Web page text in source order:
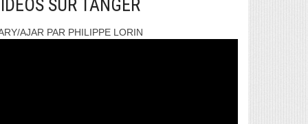
SUR TANGER
AJAR PAR PHILIPPE LORIN